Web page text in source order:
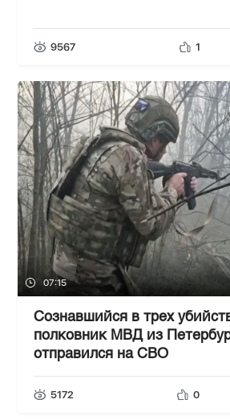
9567 1
07:15
Сознавшийся в трех
полковник МВД из
отправился на СВО
5172 0